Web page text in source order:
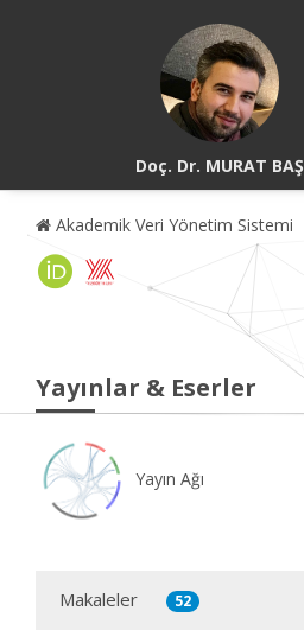
Doç. Dr. MURAT BAŞ
Akademik Veri Yönetim Sistemi
Yayınlar & Eserler
Yayın Ağı
Makaleler 52